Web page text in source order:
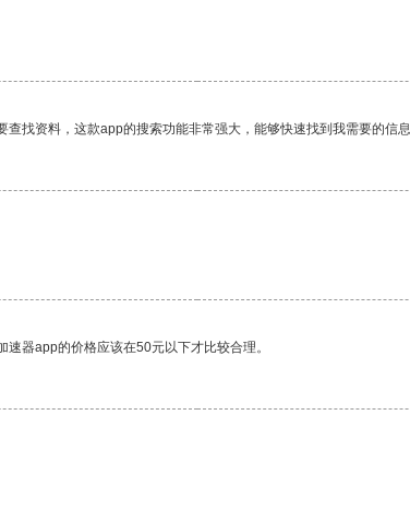
找资料，这款app的搜索功能非常强大，能够快速找到我需要的信息
器app的价格应该在50元以下才比较合理。